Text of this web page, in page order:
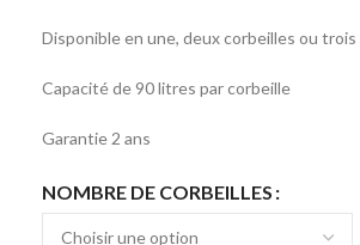
Disponible en une, deux corbeilles ou
Capacité de 90 litres par corbeille
Garantie 2 ans
NOMBRE DE CORBEILLES